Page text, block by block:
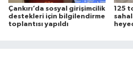
Çankırı’da sosyal girişimcilik
destekleri için bilgilendirme
toplantısı yapıldı
125